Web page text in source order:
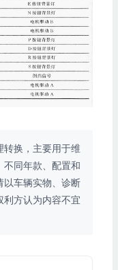
转换，主要用于维
不同年款、配置和
以车辆实物、诊断
利方认为内容不宜